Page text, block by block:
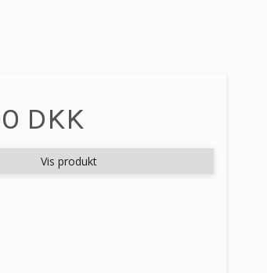
DKK
Vis produkt